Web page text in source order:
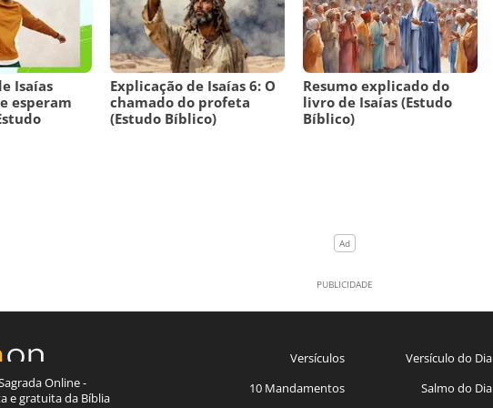
Isaías
esperam
Explicação de Isaías 6: O
chamado do profeta
(Estudo Bíblico)
Resumo explicado do
livro de Isaías (Estudo
Bíblico)
Online -
e gratuita da Bíblia
Versículos
10 Mandamentos
Versículo do Dia
Salmo do Dia